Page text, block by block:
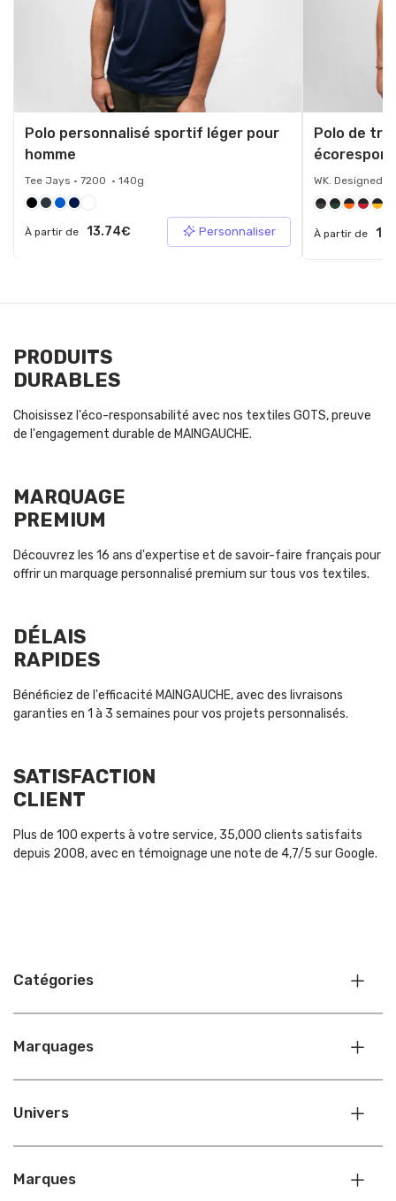
Polo personnalisé sportif léger pour
homme
Tee Jays • 7200 • 140g
À partir de 13.74€ Personnaliser
Polo de
WK. Designed
À partir de
PRODUITS
DURABLES
Choisissez l'éco-responsabilité avec nos textiles GOTS, preuve
de l'engagement durable de MAINGAUCHE.
MARQUAGE
PREMIUM
Découvrez les 16 ans d'expertise et de savoir-faire français pour
offrir un marquage personnalisé premium sur tous vos textiles.
DÉLAIS
RAPIDES
Bénéficiez de l'efficacité MAINGAUCHE, avec des livraisons
garanties en 1 à 3 semaines pour vos projets personnalisés.
SATISFACTION
CLIENT
Plus de 100 experts à votre service, 35,000 clients satisfaits
depuis 2008, avec en témoignage une note de 4,7/5 sur Google.
Catégories
Marquages
Univers
Marques